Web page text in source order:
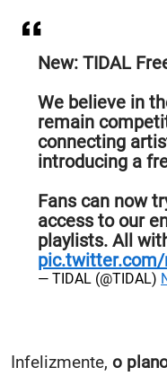
New: TIDAL
We believe in
remain
connecting
introducing a
Fans can now
access to our
playlists. All
pic.twitter.com/
— TIDAL (@TIDAL)
Infelizmente, o